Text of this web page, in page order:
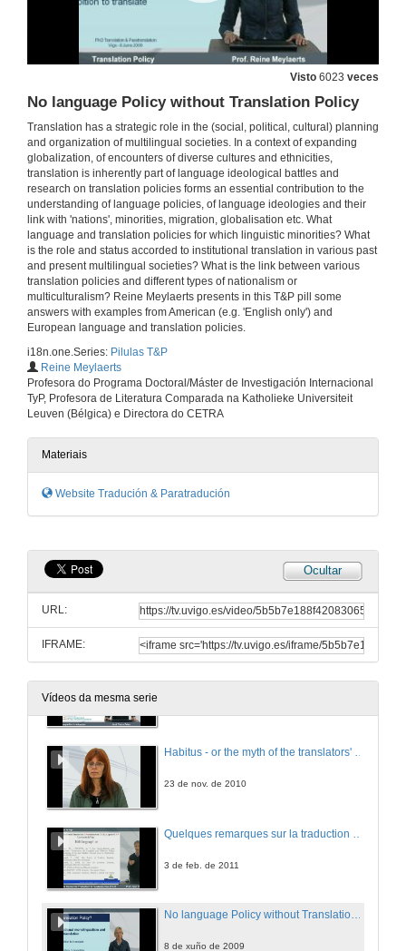
Visto 6023 veces
No language Policy without Translation Policy
Translation has a strategic role in the (social, political, cultural) planning
and organization of multilingual societies. In a context of expanding
globalization, of encounters of diverse cultures and ethnicities,
translation is inherently part of language ideological battles and
research on translation policies forms an essential contribution to the
understanding of language policies, of language ideologies and their
link with 'nations', minorities, migration, globalisation etc. What
language and translation policies for which linguistic minorities? What
is the role and status accorded to institutional translation in various past
and present multilingual societies? What is the link between various
translation policies and different types of nationalism or
multiculturalism? Reine Meylaerts presents in this T&P pill some
answers with examples from American (e.g. 'English only') and
European language and translation policies.
i18n.one.Series: Pilulas T&P
Reine Meylaerts
Profesora do Programa Doctoral/Máster de Investigación Internacional
TyP, Profesora de Literatura Comparada na Katholieke Universiteit
Leuven (Bélgica) e Directora do CETRA
Materiais
Website Tradución & Paratradución
Ocultar
URL:
IFRAME:
Vídeos da mesma serie
Introduction à l'ibérisme
22 de mar. de 2011
Le Pont international du Minho: une politique ibériste
22 de mar. de 2011
Para-traducir identidades I: do Botxo a Bilbao
1 de mar. de 2011
Para-traducir identidades II: a tradución como mestizaxe
1 de mar. de 2011
Métissage et traduction
27 de nov. de 2009
26 de maio de 2010
Habitus - or the myth of the translators' submissiveness
23 de nov. de 2010
3 de feb. de 2011
No language Policy without Translation Policy
8 de xuño de 2009